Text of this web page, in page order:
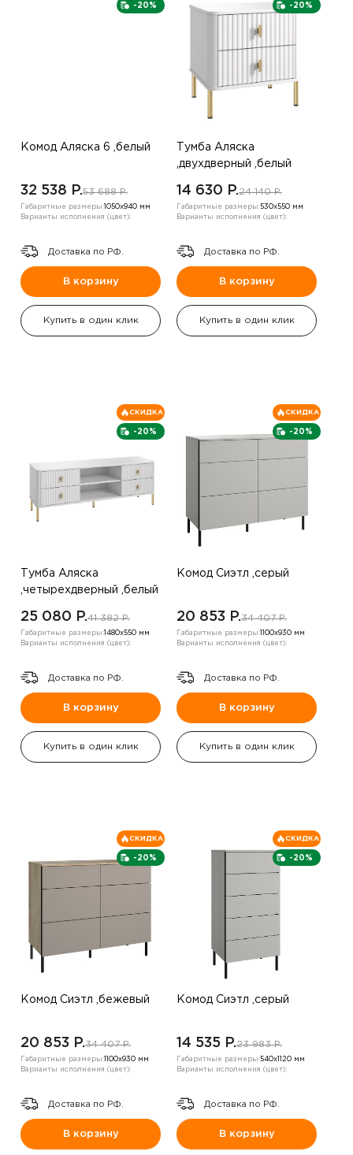
-20%
Комод Аляска 6 ,белый
32 538 P.53 688 P.
Габаритные размеры: 1050х940 мм
Варианты исполнения (цвет):
Доставка по РФ.
В корзину
Купить в один клик
-20%
Тумба Аляска
,двухдверный ,белый
14 630 P.24 140 P.
Габаритные размеры:530х550 мм
Варианты исполнения (цвет):
Доставка по РФ.
В корзину
Купить в один клик
-20%
СКИДКА
Тумба Аляска
,четырехдверный ,белый
25 080 P.41 382 P.
Габаритные размеры: 1480х550 мм
Варианты исполнения (цвет):
Доставка по РФ.
В корзину
Купить в один клик
-20%
СКИДКА
Комод Сиэтл ,серый
20 853 P.34 407 P.
Габаритные размеры: 1100х930 мм
Варианты исполнения (цвет):
Доставка по РФ.
В корзину
Купить в один клик
-20%
СКИДКА
Комод Сиэтл ,бежевый
20 853 P.34 407 P.
Габаритные размеры: 1100х930 мм
Варианты исполнения (цвет):
Доставка по РФ.
В корзину
-20%
СКИДКА
Комод Сиэтл ,серый
14 535 P.23 983 P.
Габаритные размеры:540х1120 мм
Варианты исполнения (цвет):
Доставка по РФ.
В корзину